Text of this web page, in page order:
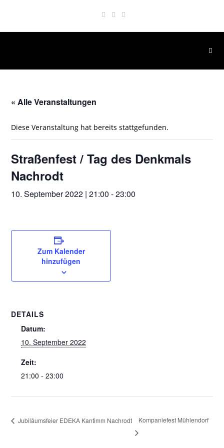
springen
« Alle Veranstaltungen
Diese Veranstaltung hat bereits stattgefunden.
Straßenfest / Tag des Denkmals
Nachrodt
10. September 2022 | 21:00 -23:00
Zum Kalender
hinzufügen
DETAILS
Datum:
10. September 2022
Zeit:
21:00 - 23:00
Jubiläumsfeier EDEKA Kantimm Nachrodt Kompaniefest Mühlendorf